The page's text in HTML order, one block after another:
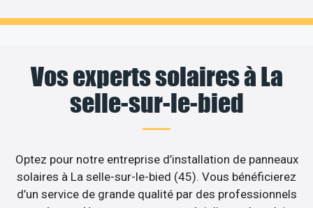
Vos experts solaires à La
selle-sur-le-bied
Optez pour notre entreprise d’installation de panneaux
solaires à La selle-sur-le-bied (45). Vous bénéficierez
d’un service de grande qualité par des professionnels